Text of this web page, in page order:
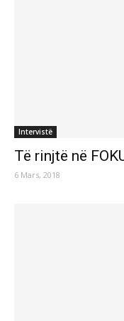
Intervistë
Të rinjtë në
6 Mars, 2018